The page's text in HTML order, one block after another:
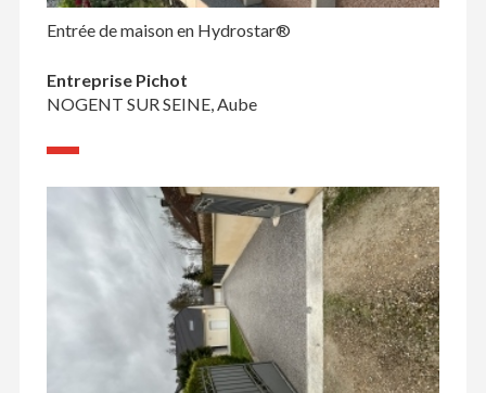
Entrée de maison en Hydrostar®
Entreprise Pichot
NOGENT SUR SEINE, Aube